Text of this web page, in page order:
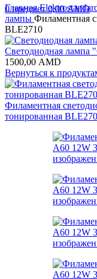
0предмет 0,00AMD
Главная
лампы Филаментная
BLE2710
Светодиодная лампа
1500,00 AMD
Вернуться к
Филаментная
тонированная